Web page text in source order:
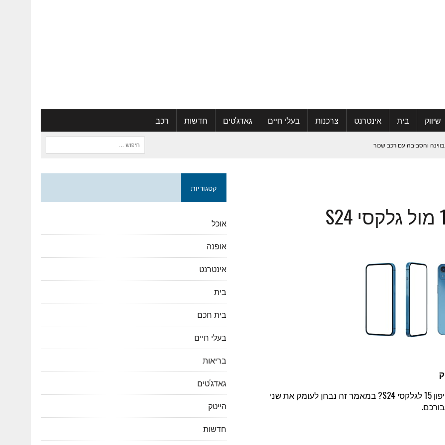
שיווק בית אינטרנט צרכנות בעלי חיים גאדג'טים חדשות רכב
והסביבה עם רכב שכור
לעולם הנדל״ן
עם דקלה לוי
לכזו שבאמת נרצה להשתמש בה?
חיפוש:
אתם שוקלים לרכוש סמארטפון חדש ומתלבטים בין אייפון 15 לגלקסי S24? במאמר זה נבחן לעומק את שני
קטגוריות
אוכל
אופנה
אינטרנט
בית
בית חכם
בעלי חיים
בריאות
גאדג'טים
הייטק
חדשות